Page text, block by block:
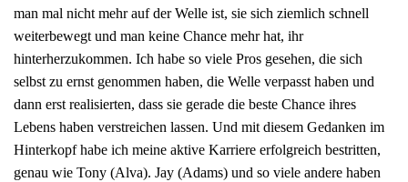
man mal nicht mehr auf der Welle ist, sie sich ziemlich schnell
weiterbewegt und man keine Chance mehr hat, ihr
hinterherzukommen. Ich habe so viele Pros gesehen, die sich
selbst zu ernst genommen haben, die Welle verpasst haben und
dann erst realisierten, dass sie gerade die beste Chance ihres
Lebens haben verstreichen lassen. Und mit diesem Gedanken im
Hinterkopf habe ich meine aktive Karriere erfolgreich bestritten,
genau wie Tony (Alva). Jay (Adams) und so viele andere haben